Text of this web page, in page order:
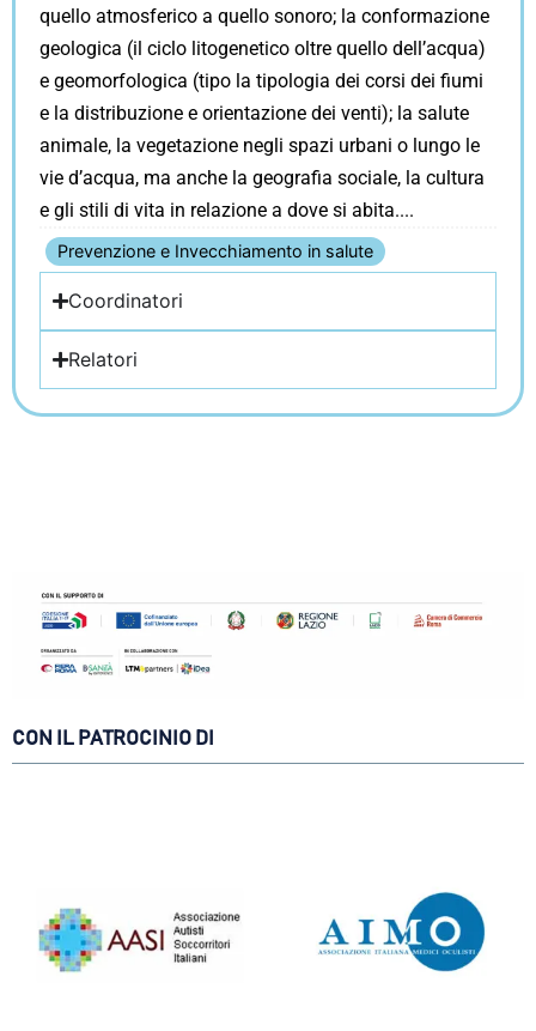
quello atmosferico a quello sonoro; la conformazione
geologica (il ciclo litogenetico oltre quello dell’acqua)
e geomorfologica (tipo la tipologia dei corsi dei fiumi
e la distribuzione e orientazione dei venti); la salute
animale, la vegetazione negli spazi urbani o lungo le
vie d’acqua, ma anche la geografia sociale, la cultura
e gli stili di vita in relazione a dove si abita.
Prevenzione e Invecchiamento in salute
Coordinatori
Relatori
CON IL PATROCINIO DI